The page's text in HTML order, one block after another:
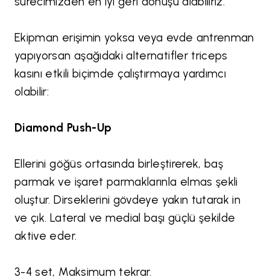
Ekipman erişimin yoksa veya evde antrenman
yapıyorsan aşağıdaki alternatifler triceps
kasını etkili biçimde çalıştırmaya yardımcı
olabilir:
Diamond Push-Up
Ellerini göğüs ortasında birleştirerek, baş
parmak ve işaret parmaklarınla elmas şekli
oluştur. Dirseklerini gövdeye yakın tutarak in
ve çık. Lateral ve medial başı güçlü şekilde
aktive eder.
3-4 set, Maksimum tekrar.